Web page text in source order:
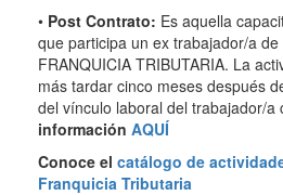
• Post Contrato: Es aquella
que participa un ex trabajador/a
FRANQUICIA TRIBUTARIA. La
más tardar cinco meses después
del vínculo laboral del trabajador/a
información AQUÍ
Conoce el catálogo de
Franquicia Tributaria